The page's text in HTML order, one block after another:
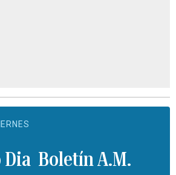
Boletín A.M.